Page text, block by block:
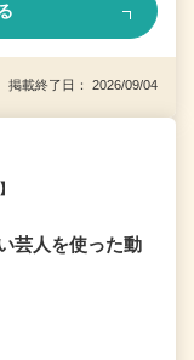
載終了日： 2026/09/04
芸人を使った動